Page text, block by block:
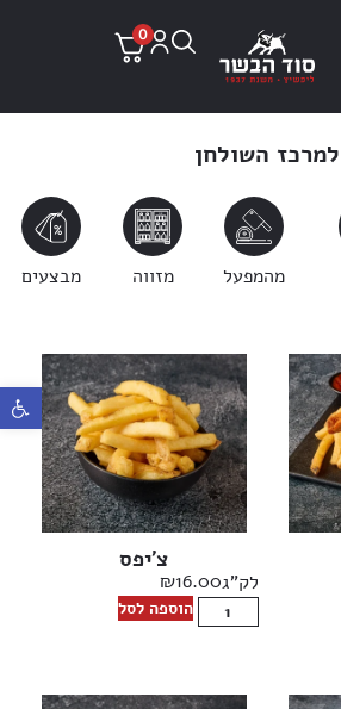
פתח
0
למרכז השולחן
מהמפעל מזווה מבצעים
צ׳יפס
לק"ג ₪16.00
הוספה לסל